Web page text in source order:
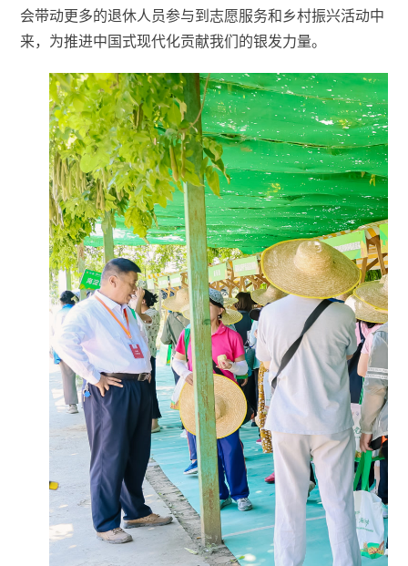
会带动更多的退休人员参与到志愿服务和乡村振兴活动中
来，为推进中国式现代化贡献我们的银发力量。